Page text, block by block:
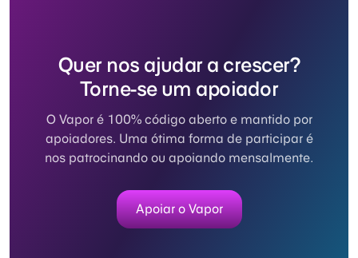
Quer nos ajudar a crescer?
Torne-se um apoiador
O Vapor é 100% código aberto e mantido por
apoiadores. Uma ótima forma de participar é
nos patrocinando ou apoiando mensalmente.
Apoiar o Vapor